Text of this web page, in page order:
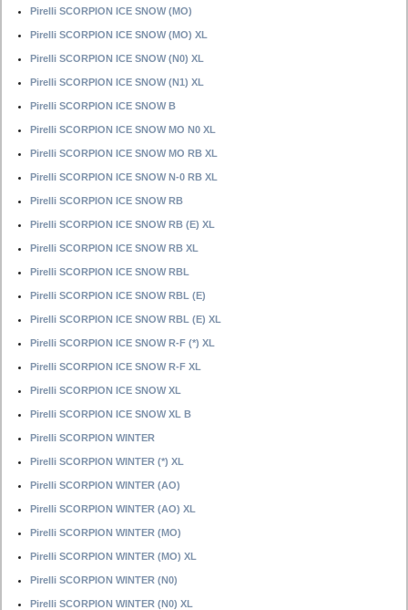
Pirelli SCORPION ICE SNOW (MO)
Pirelli SCORPION ICE SNOW (MO) XL
Pirelli SCORPION ICE SNOW (N0) XL
Pirelli SCORPION ICE SNOW (N1) XL
Pirelli SCORPION ICE SNOW B
Pirelli SCORPION ICE SNOW MO N0 XL
Pirelli SCORPION ICE SNOW MO RB XL
Pirelli SCORPION ICE SNOW N-0 RB XL
Pirelli SCORPION ICE SNOW RB
Pirelli SCORPION ICE SNOW RB (E) XL
Pirelli SCORPION ICE SNOW RB XL
Pirelli SCORPION ICE SNOW RBL
Pirelli SCORPION ICE SNOW RBL (E)
Pirelli SCORPION ICE SNOW RBL (E) XL
Pirelli SCORPION ICE SNOW R-F (*) XL
Pirelli SCORPION ICE SNOW R-F XL
Pirelli SCORPION ICE SNOW XL
Pirelli SCORPION ICE SNOW XL B
Pirelli SCORPION WINTER
Pirelli SCORPION WINTER (*) XL
Pirelli SCORPION WINTER (AO)
Pirelli SCORPION WINTER (AO) XL
Pirelli SCORPION WINTER (MO)
Pirelli SCORPION WINTER (MO) XL
Pirelli SCORPION WINTER (N0)
Pirelli SCORPION WINTER (N0) XL